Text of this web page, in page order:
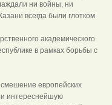
ни войны, ни
всегда были глотком
академического
в рамках борьбы с
европейских
интереснейшую